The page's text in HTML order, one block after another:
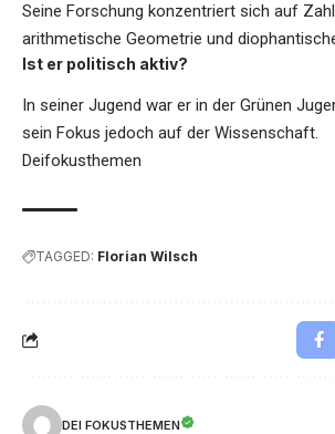
Seine Forschung konzentriert sich auf
arithmetische Geometrie und
Ist er politisch aktiv?
In seiner Jugend war er in der Grünen
sein Fokus jedoch auf der Wissenschaft.
Deifokusthemen
TAGGED: Florian Wilsch
DEI FOKUSTHEMEN